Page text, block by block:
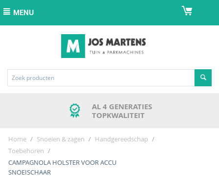
MENU
AL 4 GENERATIES
TOPKWALITEIT
Home / Snoeien & zagen / Handgereedschap /
Toebehoren /
CAMPAGNOLA HOLSTER VOOR ACCU
SNOEISCHAAR